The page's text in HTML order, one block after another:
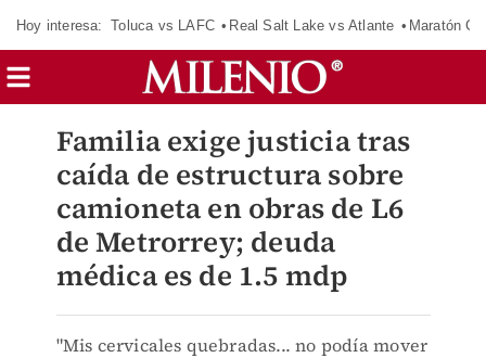
Hoy interesa: Toluca vs LAFC Real Salt Lake vs Atlante Maratón
Familia exige justicia tras
caída de estructura sobre
camioneta en obras de L6
de Metrorrey; deuda
médica es de 1.5 mdp
"Mis cervicales quebradas... no podía mover